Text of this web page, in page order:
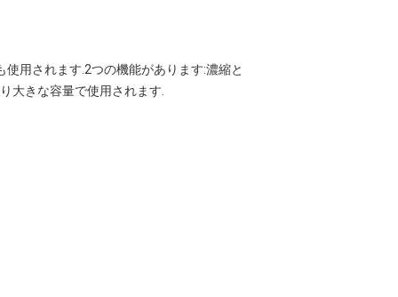
用されます.2つの機能があります:濃縮と
大きな容量で使用されます.